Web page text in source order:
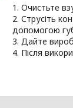
Очистьте
Струсіть
допомогою
Дайте
Після